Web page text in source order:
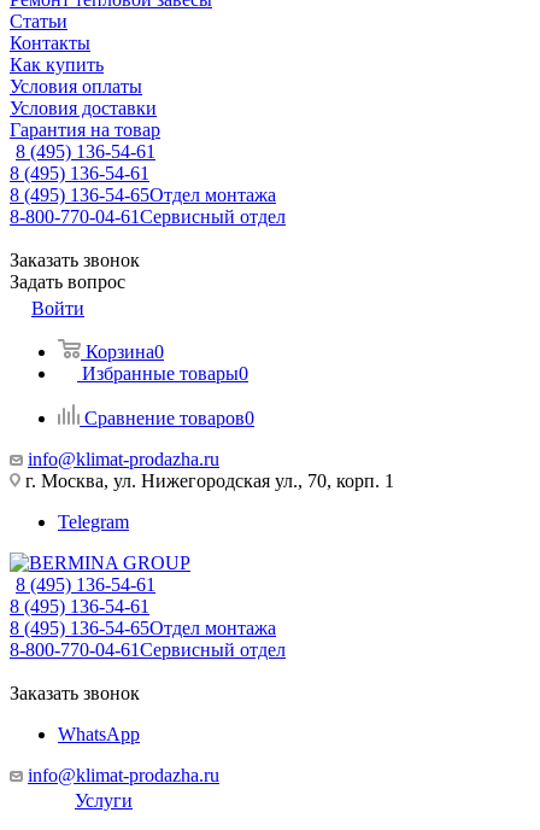
Статьи
Контакты
Как купить
Условия оплаты
Условия доставки
Гарантия на товар
8 (495) 136-54-61
8 (495) 136-54-61
8 (495) 136-54-65Отдел монтажа
8-800-770-04-61Сервисный отдел
Заказать звонок
Задать вопрос
Войти
Корзина0
Избранные товары0
Сравнение товаров0
info@klimat-prodazha.ru
г. Москва, ул. Нижегородская ул., 70, корп. 1
Telegram
8 (495) 136-54-61
8 (495) 136-54-61
8 (495) 136-54-65Отдел монтажа
8-800-770-04-61Сервисный отдел
Заказать звонок
WhatsApp
info@klimat-prodazha.ru
Услуги